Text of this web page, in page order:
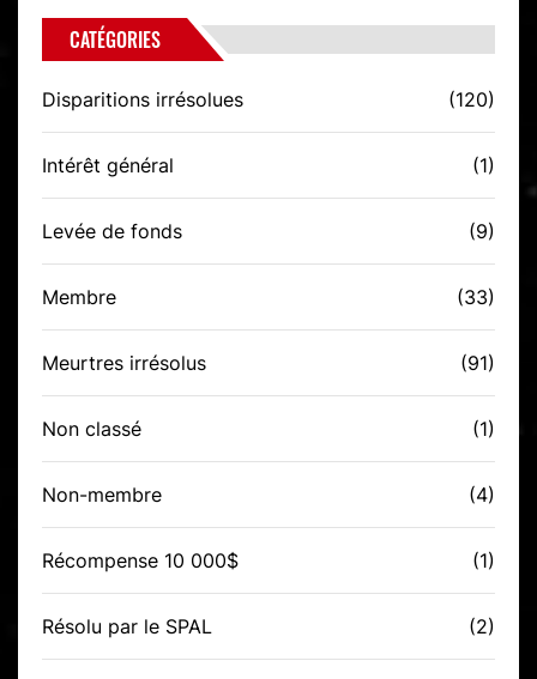
CATÉGORIES
Disparitions irrésolues (120)
Intérêt général (1)
Levée de fonds (9)
Membre (33)
Meurtres irrésolus (91)
Non classé (1)
Non-membre (4)
Récompense 10 000$ (1)
Résolu par le SPAL (2)